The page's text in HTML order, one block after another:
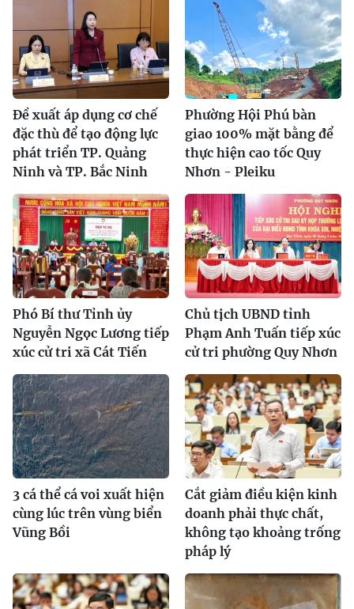
Đề xuất áp dụng cơ chế
đặc thù để tạo động lực
phát triển TP. Quảng
Ninh và TP. Bắc Ninh
Phường Hội Phú bàn
giao 100% mặt bằng để
thực hiện cao tốc Quy
Nhơn - Pleiku
Phó Bí thư Tỉnh ủy
Nguyễn Ngọc Lương tiếp
xúc cử tri xã Cát Tiến
Chủ tịch UBND tỉnh
Phạm Anh Tuấn tiếp xúc
cử tri phường Quy Nhơn
3 cá thể cá voi xuất hiện
cùng lúc trên vùng biển
Vũng Bồi
Cắt giảm điều kiện kinh
doanh phải thực chất,
không tạo khoảng trống
pháp lý